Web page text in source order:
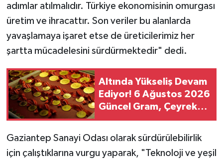
adımlar atılmalıdır. Türkiye ekonomisinin omurgası
üretim ve ihracattır. Son veriler bu alanlarda
yavaşlamaya işaret etse de üreticilerimiz her
şartta mücadelesini sürdürmektedir" dedi.
Altında Yükseliş Devam
Ediyor! 6 Ağustos 2026
Güncel Gram, Çeyrek
ve Yarım Altın Fiyatları
Gaziantep Sanayi Odası olarak sürdürülebilirlik
için çalıştıklarına vurgu yaparak, "Teknoloji ve yeşil